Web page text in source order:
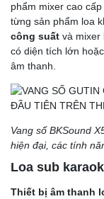
phẩm mixer cao
từng sản phẩm loa
công suất và mixer
có diện tích lớn
âm thanh.
Vang số BKSound
hiện đại, các tính
Loa sub
Thiết bị âm thanh